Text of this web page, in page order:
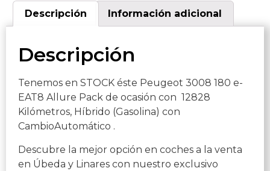
Descripción Información adicional
Descripción
Tenemos en STOCK éste Peugeot 3008 180 e-
EAT8 Allure Pack de ocasión con 12828
Kilómetros, Híbrido (Gasolina) con
CambioAutomático .
Descubre la mejor opción en coches a la venta
en Úbeda y Linares con nuestro exclusivo